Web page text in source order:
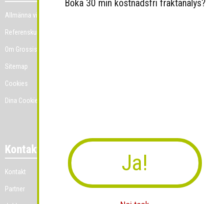
Allmänna villkor
Referenskunder
Om Grossist.se
Sitemap
Cookies
Dina Cookie-prefenser
Kontakt
Kontakt
Partner
Boka 30 min kostnadsfri fraktanalys?
Ja!